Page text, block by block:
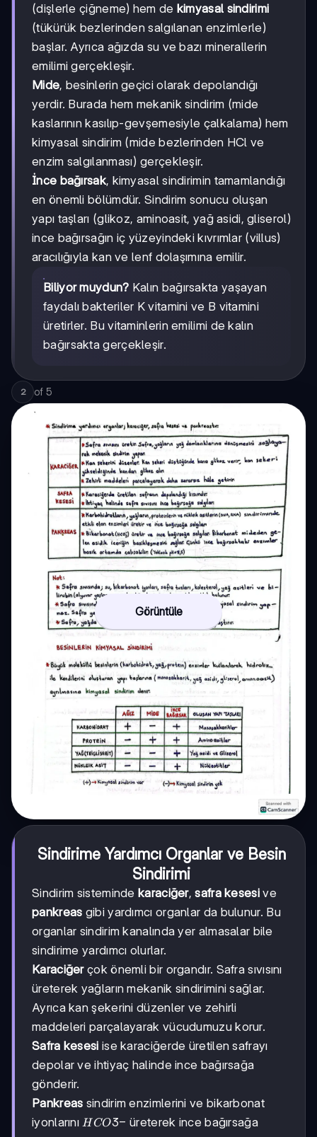
(dişlerle çiğneme) hem de kimyasal sindirimi
(tükürük bezlerinden salgılanan enzimlerle)
başlar. Ayrıca ağızda su ve bazı minerallerin
emilimi gerçekleşir.
Mide, besinlerin geçici olarak depolandığı
yerdir. Burada hem mekanik sindirim (mide
kaslarının kasılıp-gevşemesiyle çalkalama) hem
kimyasal sindirim (mide bezlerinden HCl ve
enzim salgılanması) gerçekleşir.
İnce bağırsak, kimyasal sindirimin tamamlandığı
en önemli bölümdür. Sindirim sonucu oluşan
yapı taşları (glikoz, aminoasit, yağ asidi, gliserol)
ince bağırsağın iç yüzeyindeki kıvrımlar (villus)
aracılığıyla kan ve lenf dolaşımına emilir.
Biliyor muydun? Kalın bağırsakta yaşayan
faydalı bakteriler K vitamini ve B vitamini
üretirler. Bu vitaminlerin emilimi de kalın
bağırsakta gerçekleşir.
2 of 5
Görüntüle
Sindirime Yardımcı Organlar ve Besin
Sindirimi
Sindirim sisteminde karaciğer,safra kesesive
pankreas gibi yardımcı organlar da bulunur. Bu
organlar sindirim kanalında yer almasalar bile
sindirime yardımcı olurlar.
Karaciğerçok önemli bir organdır. Safra sıvısını
üreterek yağların mekanik sindirimini sağlar.
Ayrıca kan şekerini düzenler ve zehirli
maddeleri parçalayarak vücudumuzu korur.
Safra kesesi ise karaciğerde üretilen safrayı
depolar ve ihtiyaç halinde ince bağırsağa
gönderir.
Pankreas sindirim enzimlerini ve bikarbonat
iyonlarınıHCO3-
HCO3− üreterek ince bağırsağa